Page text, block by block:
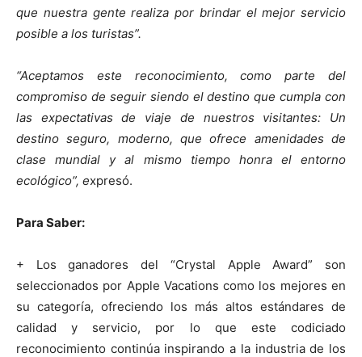
que nuestra gente realiza por brindar el mejor servicio
posible a los turistas”.
“Aceptamos este reconocimiento, como parte del
compromiso de seguir siendo el destino que cumpla con
las expectativas de viaje de nuestros visitantes: Un
destino seguro, moderno, que ofrece amenidades de
clase mundial y al mismo tiempo honra el entorno
ecológico”, expresó.
Para Saber:
+ Los ganadores del “Crystal Apple Award” son
seleccionados por Apple Vacations como los mejores en
su categoría, ofreciendo los más altos estándares de
calidad y servicio, por lo que este codiciado
reconocimiento continúa inspirando a la industria de los